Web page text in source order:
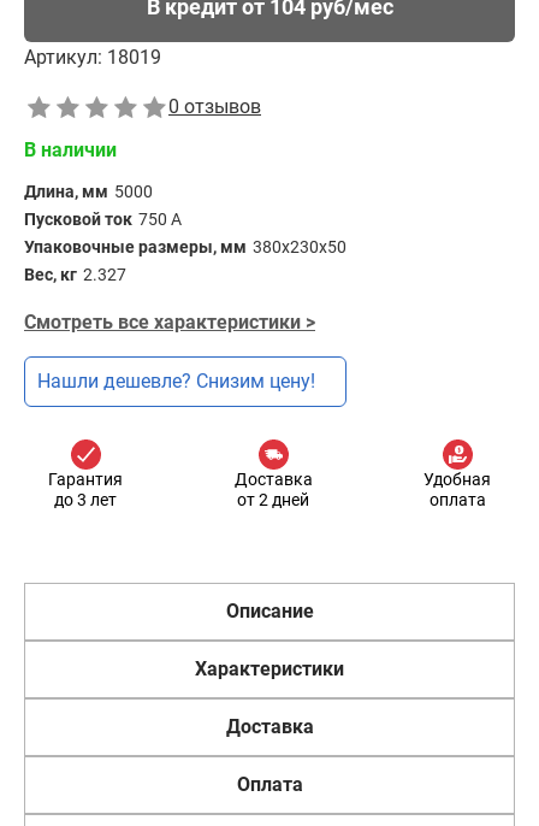
В кредит от 104 руб/мес
Артикул: 18019
0 отзывов
В наличии
Длина, мм 5000
Пусковой ток 750 А
Упаковочные размеры, мм 380х230х50
Вес, кг 2.327
Смотреть все характеристики >
Нашли дешевле? Снизим цену!
Гарантия
до 3 лет
Доставка
от 2 дней
Удобная
оплата
Описание
Характеристики
Доставка
Оплата